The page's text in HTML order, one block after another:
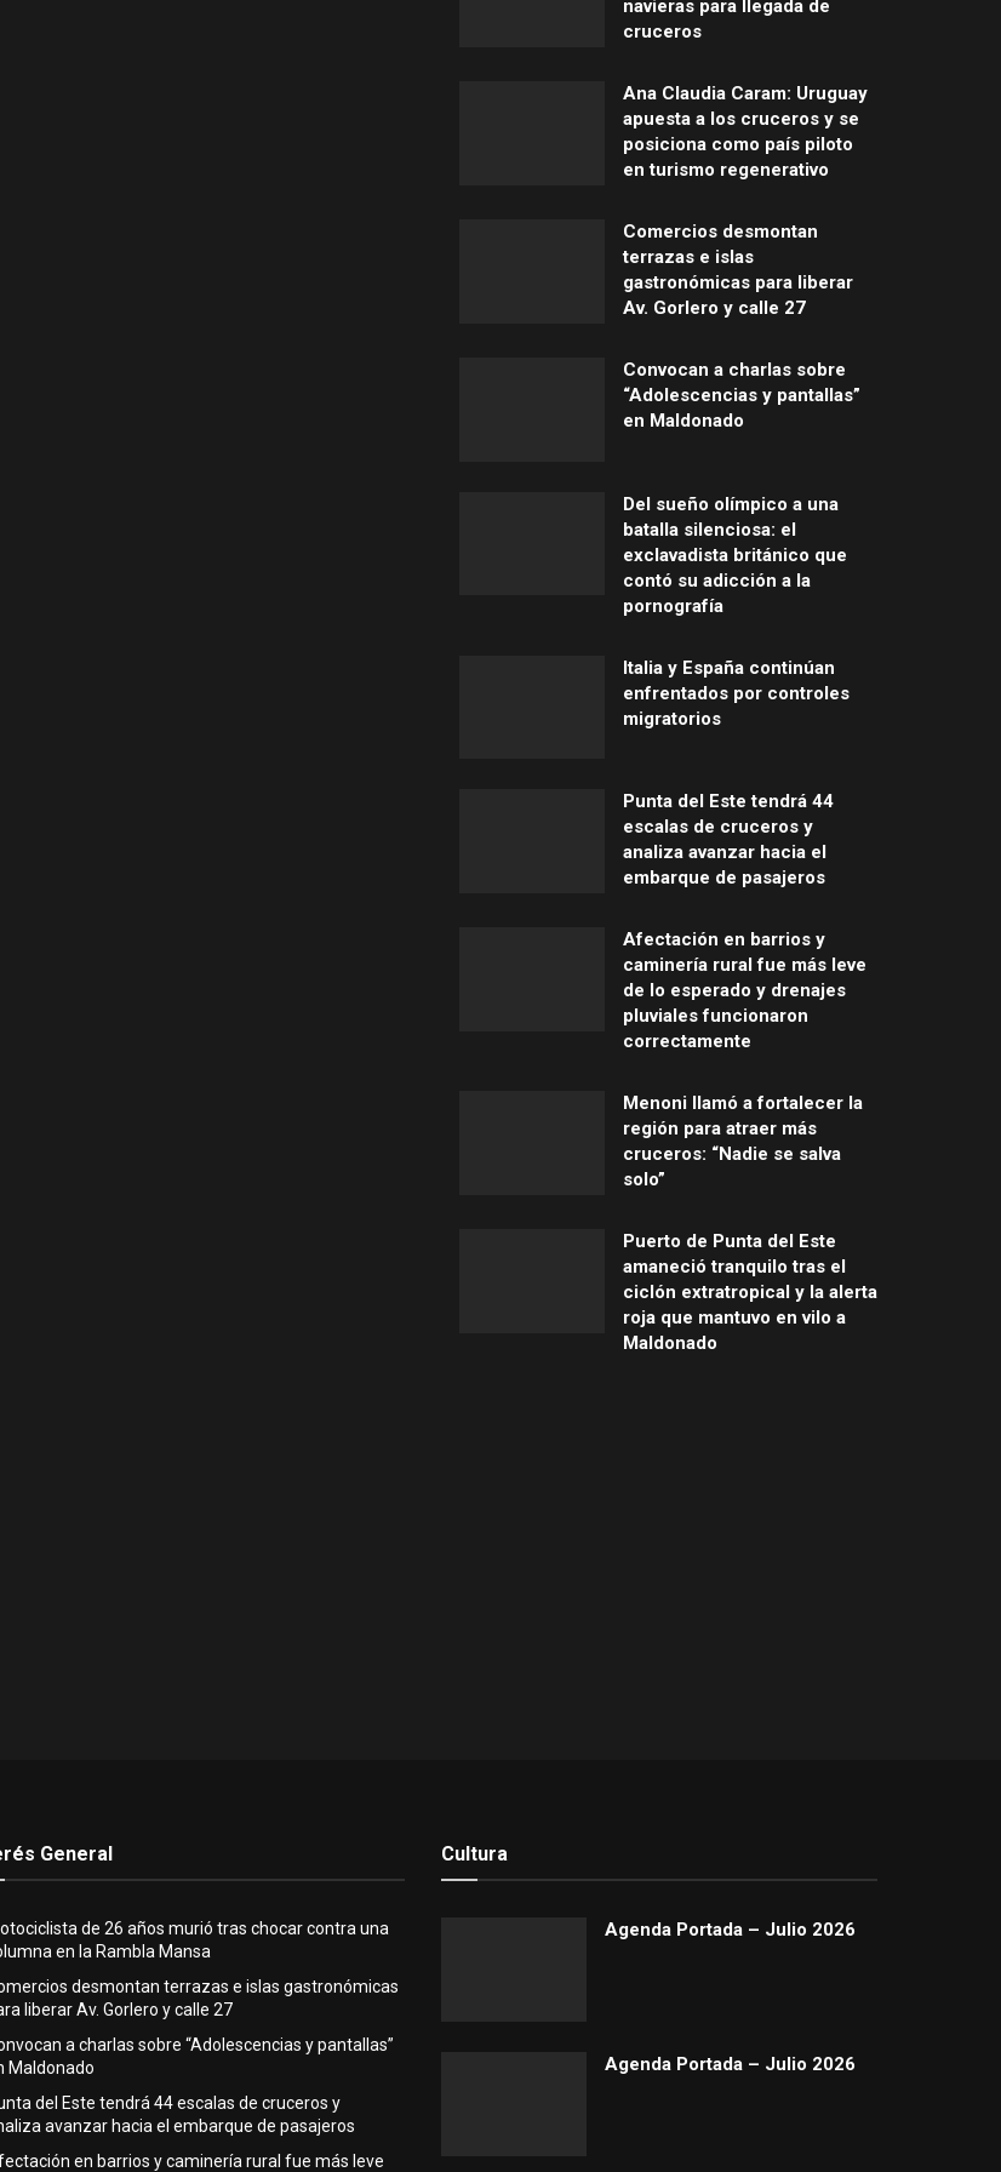
navieras para llegada de
cruceros
Ana Claudia Caram: Uruguay
apuesta a los cruceros y se
posiciona como país piloto
en turismo regenerativo
Comercios desmontan
terrazas e islas
gastronómicas para liberar
Av. Gorlero y calle 27
Convocan a charlas sobre
“Adolescencias y pantallas”
en Maldonado
Del sueño olímpico a una
batalla silenciosa: el
exclavadista británico que
contó su adicción a la
pornografía
Italia y España continúan
enfrentados por controles
migratorios
Punta del Este tendrá 44
escalas de cruceros y
analiza avanzar hacia el
embarque de pasajeros
Afectación en barrios y
caminería rural fue más leve
de lo esperado y drenajes
pluviales funcionaron
correctamente
Menoni llamó a fortalecer la
región para atraer más
cruceros: “Nadie se salva
solo”
Puerto de Punta del Este
amaneció tranquilo tras el
ciclón extratropical y la alerta
roja que mantuvo en vilo a
Maldonado
General
de 26 años murió tras chocar contra una
en la Rambla Mansa
desmontan terrazas e islas gastronómicas
liberar Av. Gorlero y calle 27
a charlas sobre “Adolescencias y pantallas”
Maldonado
del Este tendrá 44 escalas de cruceros y
avanzar hacia el embarque de pasajeros
en barrios y caminería rural fue más leve
Cultura
Agenda Portada – Julio 2026
Agenda Portada – Julio 2026